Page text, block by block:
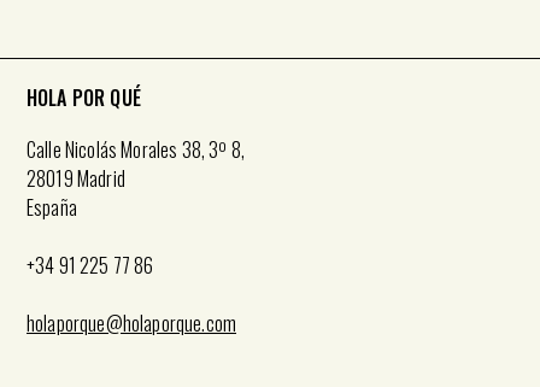
HOLA POR QUÉ
Calle Nicolás Morales 38, 3º 8,
28019 Madrid
España
+34 91 225 77 86
holaporque@holaporque.com